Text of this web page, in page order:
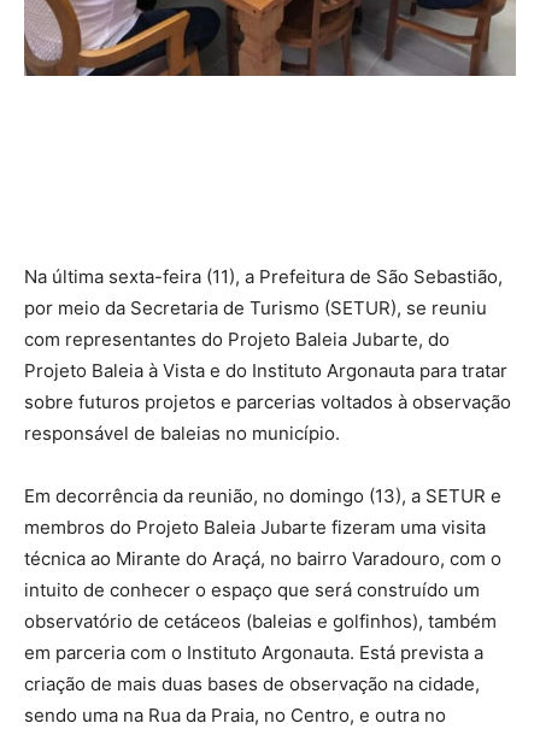
Na última sexta-feira (11), a Prefeitura de São Sebastião,
por meio da Secretaria de Turismo (SETUR), se reuniu
com representantes do Projeto Baleia Jubarte, do
Projeto Baleia à Vista e do Instituto Argonauta para tratar
sobre futuros projetos e parcerias voltados à observação
responsável de baleias no município.
Em decorrência da reunião, no domingo (13), a SETUR e
membros do Projeto Baleia Jubarte fizeram uma visita
técnica ao Mirante do Araçá, no bairro Varadouro, com o
intuito de conhecer o espaço que será construído um
observatório de cetáceos (baleias e golfinhos), também
em parceria com o Instituto Argonauta. Está prevista a
criação de mais duas bases de observação na cidade,
sendo uma na Rua da Praia, no Centro, e outra no